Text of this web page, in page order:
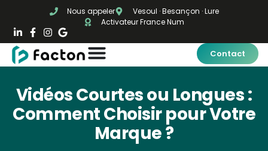
Nous appeler
Vesoul · Besançon · Lure
Activateur France Num
Contact
Vidéos Courtes ou Longues :
Comment Choisir pour Votre
Marque ?